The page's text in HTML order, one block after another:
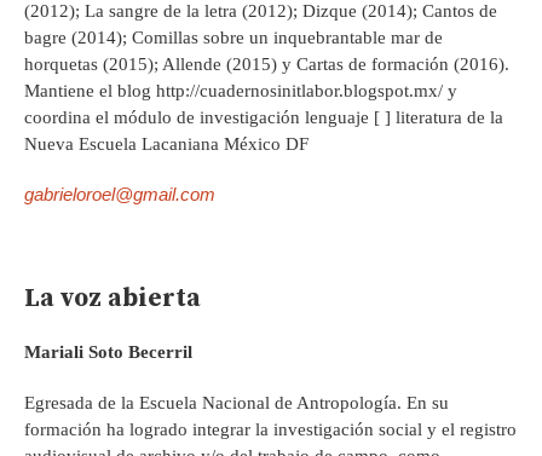
(2012); La sangre de la letra (2012); Dizque (2014); Cantos de
bagre (2014); Comillas sobre un inquebrantable mar de
horquetas (2015); Allende (2015) y Cartas de formación (2016).
Mantiene el blog http://cuadernosinitlabor.blogspot.mx/ y
coordina el módulo de investigación lenguaje [ ] literatura de la
Nueva Escuela Lacaniana México DF
gabrieloroel@gmail.com
La voz abierta
Mariali Soto Becerril
Egresada de la Escuela Nacional de Antropología. En su
formación ha logrado integrar la investigación social y el registro